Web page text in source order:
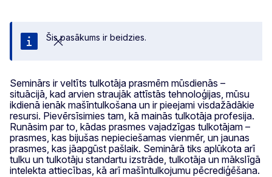
Aizvērt
Šis pasākums ir beidzies.
Seminārs ir veltīts tulkotāja prasmēm mūsdienās –
situācijā, kad arvien straujāk attīstās tehnoloģijas, mūsu
ikdienā ienāk mašīntulkošana un ir pieejami visdažādākie
resursi. Pievērsīsimies tam, kā mainās tulkotāja profesija.
Runāsim par to, kādas prasmes vajadzīgas tulkotājam –
prasmes, kas bijušas nepieciešamas vienmēr, un jaunas
prasmes, kas jāapgūst pašlaik. Seminārā tiks aplūkota arī
tulku un tulkotāju standartu izstrāde, tulkotāja un mākslīgā
intelekta attiecības, kā arī mašīntulkojumu pēcrediģēšana.